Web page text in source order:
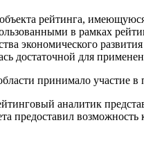
рейтинга,
в рамках
экономического
достаточной для
принимало участие в
аналитик
предоставил